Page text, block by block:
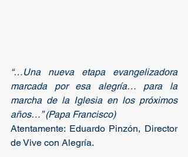
“…Una nueva etapa evangelizadora
marcada por esa alegría… para la
marcha de la Iglesia en los próximos
años…” (Papa Francisco)
Atentamente: Eduardo Pinzón, Director
de Vive con Alegría.